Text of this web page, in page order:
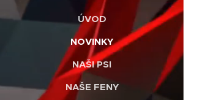
ÚVOD
NOVINKY
NAŠI PSI
NAŠE FENY